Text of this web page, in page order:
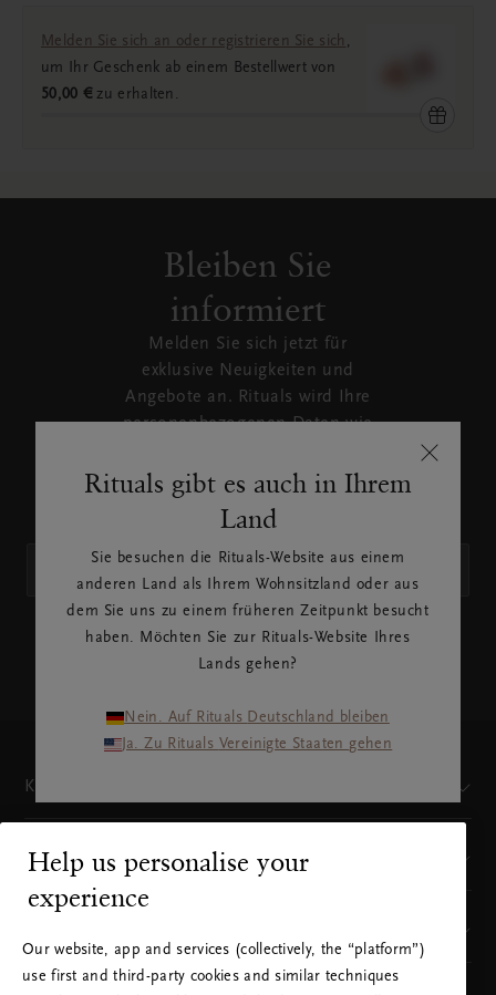
Rituals gibt es auch in Ihrem
Land
Sie besuchen die Rituals-Website aus einem
anderen Land als Ihrem Wohnsitzland oder aus
dem Sie uns zu einem früheren Zeitpunkt besucht
haben. Möchten Sie zur Rituals-Website Ihres
Lands gehen?
Nein. Auf Rituals Deutschland bleiben
Ja. Zu Rituals Vereinigte Staaten gehen
Melden Sie sich an oder registrieren Sie sich ,
um Ihr Geschenk ab einem Bestellwert von
50,00 € zu erhalten.
Bleiben Sie
informiert
Melden Sie sich jetzt für
exklusive Neuigkeiten und
Angebote an. Rituals wird Ihre
personenbezogenen Daten wie
Datenschutzrichtlinie
beschrieben verwenden.
Kundenservice
Sie finden uns hier
Help us personalise your
experience
Our website, app and services (collectively, the “platform”)
use first and third-party cookies and similar techniques